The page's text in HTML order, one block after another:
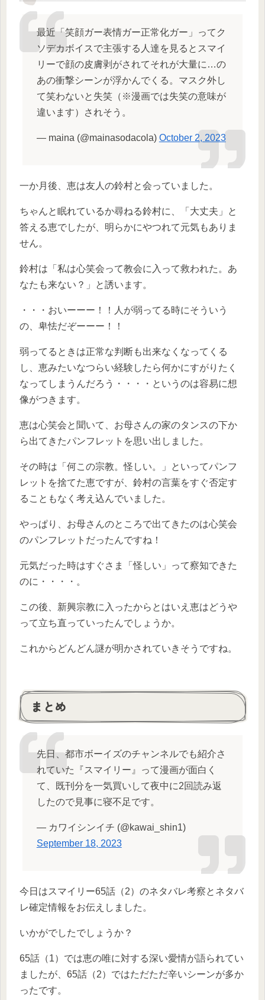
最近「笑顔ガー表情ガー正常化ガー」ってク
ソデカボイスで主張する人達を見るとスマイ
リーで顔の皮膚剥がされてそれが大量に…の
あの衝撃シーンが浮かんでくる。マスク外し
て笑わないと失笑（※漫画では失笑の意味が
違います）されそう。
— maina (@mainasodacola) October 2, 2023
一か月後、恵は友人の鈴村と会っていました。
ちゃんと眠れているか尋ねる鈴村に、「大丈夫」と
答える恵でしたが、明らかにやつれて元気もありま
せん。
鈴村は「私は心笑会って教会に入って救われた。あ
なたも来ない？」と誘います。
・・・おいーーー！！人が弱ってる時にそういう
の、卑怯だぞーーー！！
弱ってるときは正常な判断も出来なくなってくる
し、恵みたいなつらい経験したら何かにすがりたく
なってしまうんだろう・・・・というのは容易に想
像がつきます。
恵は心笑会と聞いて、お母さんの家のタンスの下か
ら出てきたパンフレットを思い出しました。
その時は「何この宗教。怪しい。」といってパンフ
レットを捨てた恵ですが、鈴村の言葉をすぐ否定す
ることもなく考え込んでいました。
やっぱり、お母さんのところで出てきたのは心笑会
のパンフレットだったんですね！
元気だった時はすぐさま「怪しい」って察知できた
のに・・・・。
この後、新興宗教に入ったからとはいえ恵はどうや
って立ち直っていったんでしょうか。
これからどんどん謎が明かされていきそうですね。
まとめ
先日、都市ボーイズのチャンネルでも紹介さ
れていた『スマイリー』って漫画が面白く
て、既刊分を一気買いして夜中に2回読み返
したので見事に寝不足です。
— カワイシンイチ (@kawai_shin1)
September 18, 2023
今日はスマイリー65話（2）のネタバレ考察とネタバ
レ確定情報をお伝えしました。
いかがでしたでしょうか？
65話（1）では恵の唯に対する深い愛情が語られてい
ましたが、65話（2）ではただただ辛いシーンが多か
ったです。